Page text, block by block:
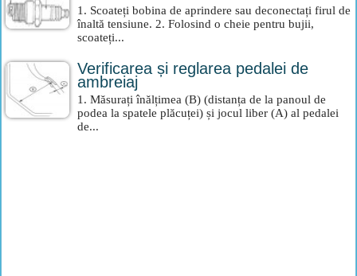
1. Scoateți bobina de aprindere sau deconectați firul de
înaltă tensiune. 2. Folosind o cheie pentru bujii,
scoateți...
Verificarea și reglarea pedalei de
ambreiaj
1. Măsurați înălțimea (B) (distanța de la panoul de
podea la spatele plăcuței) și jocul liber (A) al pedalei
de...